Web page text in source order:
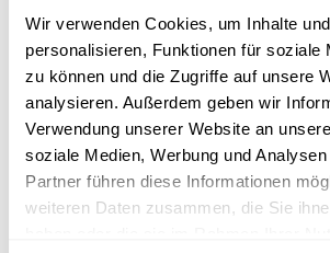
Wir verwenden Cookies, um Inhalte
personalisieren, Funktionen für soziale
zu können und die Zugriffe auf unsere
analysieren. Außerdem geben wir
Verwendung unserer Website an
soziale Medien, Werbung und
Partner führen diese Informationen
weiteren Daten zusammen, die Sie
Wenn du möchtest: Mach bei uns
Was du mitbringst
- Positiv abgeschlossene Pflichtschule